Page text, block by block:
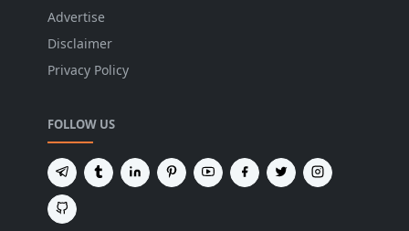
Advertise
Disclaimer
Privacy Policy
FOLLOW US